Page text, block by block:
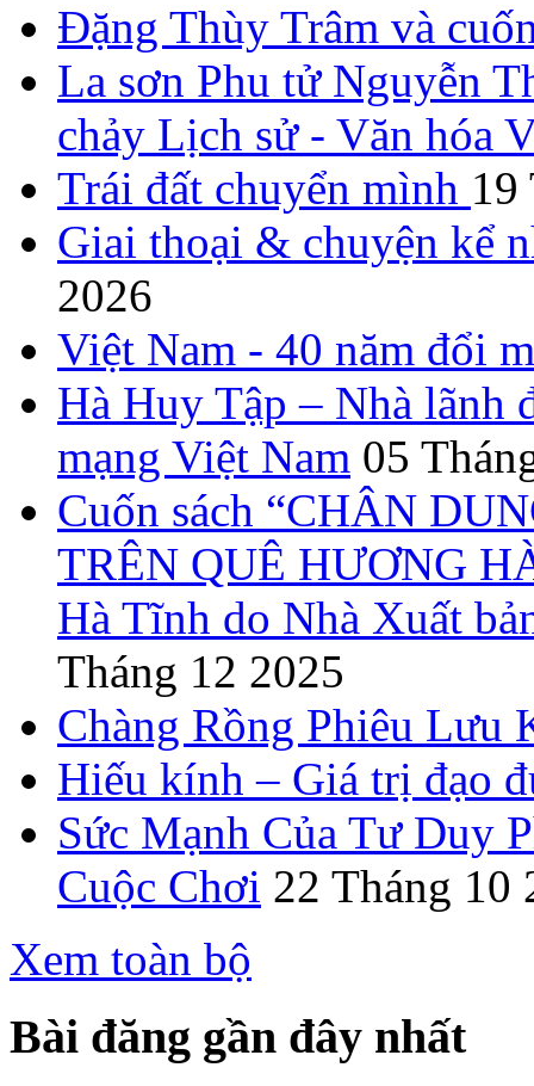
Đặng Thùy Trâm và
La sơn Phu tử Nguyễn
chảy Lịch sử - Văn hóa
Trái đất chuyển mình 19
Giai thoại & chuyện kể
2026
Việt Nam - 40 năm đổi
Hà Huy Tập – Nhà lãnh
mạng Việt Nam 05
Cuốn sách “CHÂN
TRÊN QUÊ HƯƠNG
Hà Tĩnh do Nhà Xuất
Tháng 12 2025
Chàng Rồng Phiêu Lưu
Hiếu kính – Giá trị đạo
Sức Mạnh Của Tư Duy
Cuộc Chơi 22 Tháng 10
Xem toàn bộ
Bài đăng gần đây nhất